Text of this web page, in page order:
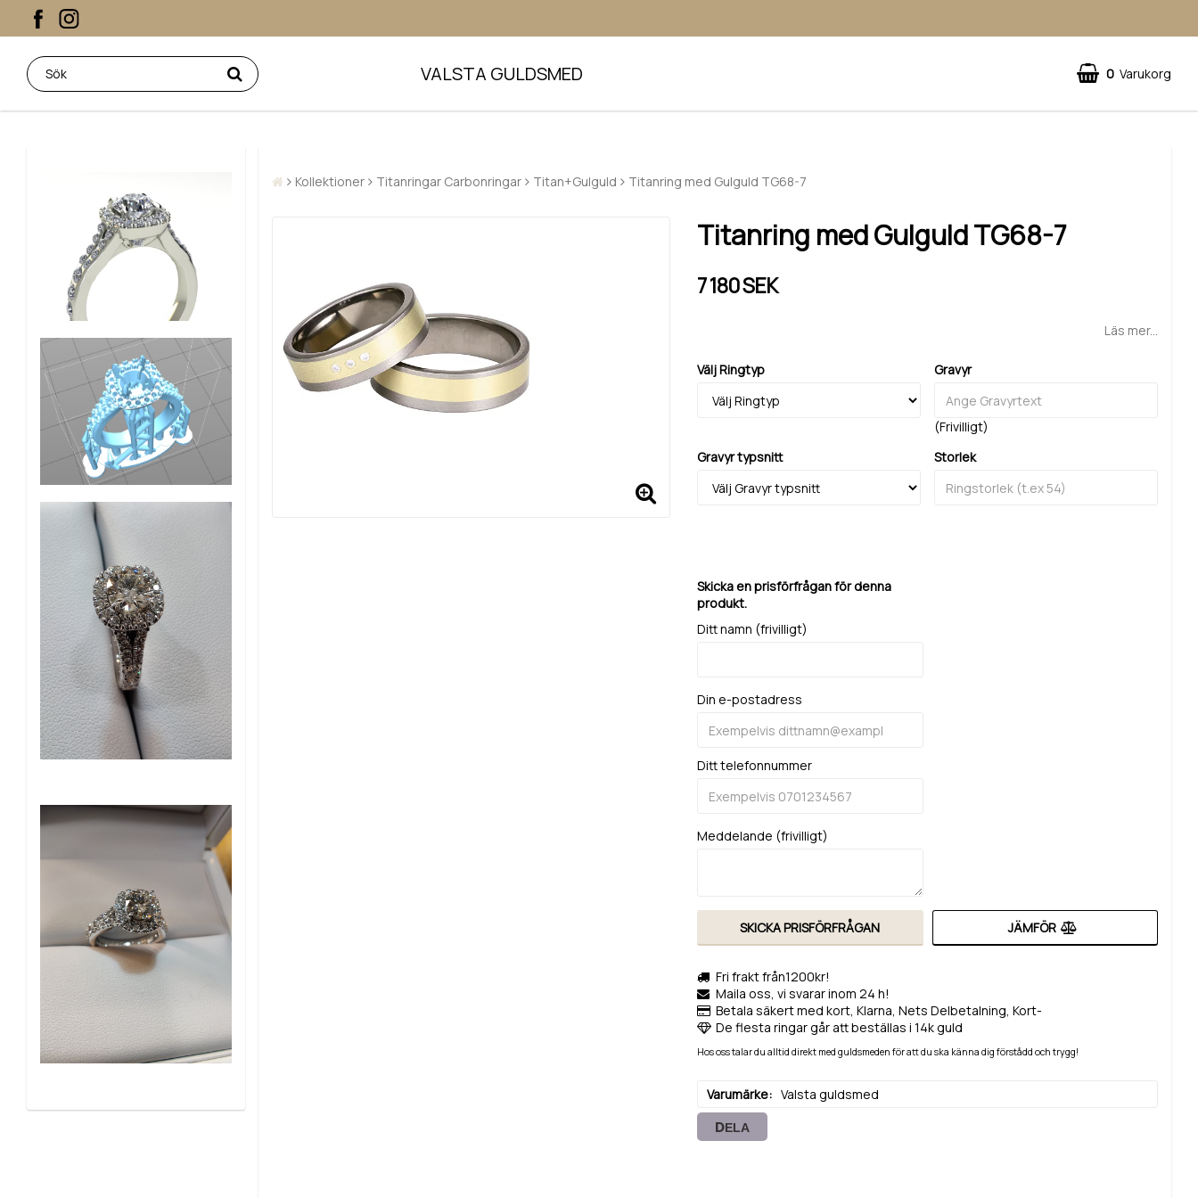
VALSTA GULDSMED 0 Varukorg
Kollektioner Titanringar Carbonringar Titan+Gulguld Titanring med Gulguld TG68-7
Titanring med Gulguld TG68-7
7 180 SEK
Läs mer...
Välj Ringtyp Gravyr
(Frivilligt)
Gravyr typsnitt
Storlek
Skicka en prisförfrågan för denna
produkt.
Ditt namn (frivilligt)
Din e-postadress
Ditt telefonnummer
Meddelande (frivilligt)
SKICKA PRISFÖRFRÅGAN JÄMFÖR
Fri frakt från1200kr!
Maila oss, vi svarar inom 24 h!
Betala säkert med kort, Klarna, Nets Delbetalning, Kort-
De flesta ringar går att beställas i 14k guld
Hos oss talar du alltid direkt med guldsmeden för att du ska känna dig förstådd och trygg!
Varumärke Valsta guldsmed
DELA